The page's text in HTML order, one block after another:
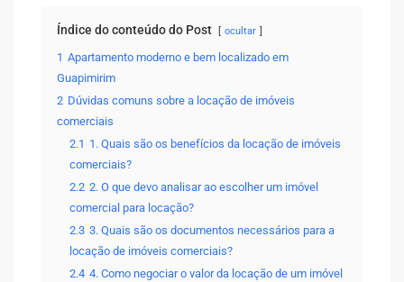
Índice do conteúdo do Post ocultar
1 Apartamento moderno e bem localizado em
Guapimirim
2 Dúvidas comuns sobre a locação de imóveis
comerciais
2.1 1. Quais são os benefícios da locação de imóveis
comerciais?
2.2 2. O que devo analisar ao escolher um imóvel
comercial para locação?
2.3 3. Quais são os documentos necessários para a
locação de imóveis comerciais?
2.4 4. Como negociar o valor da locação de um imóvel